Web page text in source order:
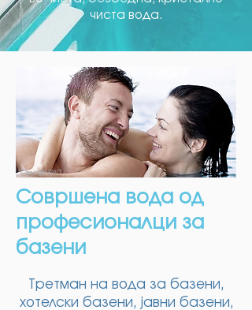
чиста вода.
Copyright BWT
Совршена вода од
професионалци за
базени
Третман на вода за базени,
хотелски базени, јавни базени,